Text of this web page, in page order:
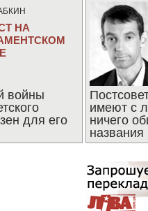
НА
войны
для его
имеют с
ничего
названия